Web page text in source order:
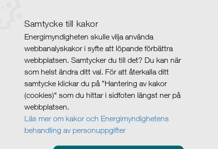
Samtycke till kakor
Energimyndigheten skulle vilja använda
webbanalyskakor i syfte att löpande förbättra
webbplatsen. Samtycker du till det? Du kan när
som helst ändra ditt val. För att återkalla ditt
samtycke klickar du på ”Hantering av kakor
(cookies)" som du hittar i sidfoten längst ner på
webbplatsen.
Läs mer om kakor och Energimyndighetens
behandling av personuppgifter